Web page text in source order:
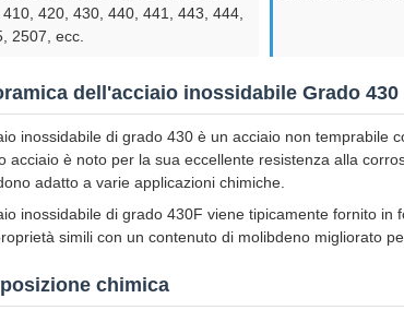
420, 430, 440, 441, 443, 444,
2507, ecc.
dell'acciaio inossidabile Grado 430
inossidabile di grado 430 è un acciaio non temprabile
acciaio è noto per la sua eccellente resistenza alla
adatto a varie applicazioni chimiche.
inossidabile di grado 430F viene tipicamente fornito
simili con un contenuto di molibdeno migliorato
chimica